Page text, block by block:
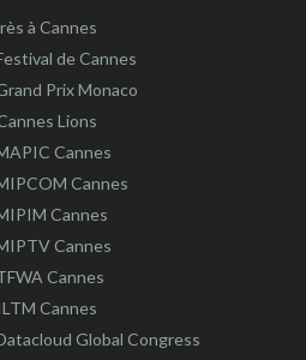
à Cannes
de Cannes
Prix Monaco
Lions
Cannes
Cannes
Cannes
Cannes
Cannes
Cannes
Global Congress